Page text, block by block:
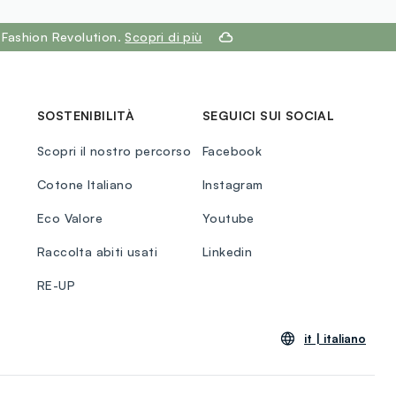
Revolution. Scopri di più
SOSTENIBILITÀ
Scopri il nostro percorso
Cotone Italiano
Eco Valore
Raccolta abiti usati
RE-UP
SEGUICI SUI SOCIAL
Facebook
Instagram
Youtube
Linkedin
it | italiano